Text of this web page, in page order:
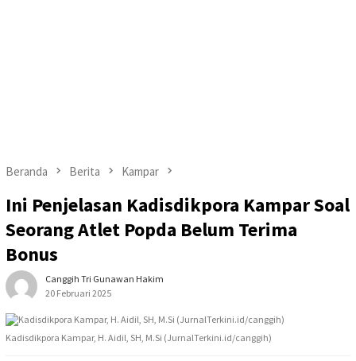
Beranda Berita Kampar
Ini Penjelasan Kadisdikpora Kampar Soal
Seorang Atlet Popda Belum Terima
Bonus
Canggih Tri Gunawan Hakim
20 Februari 2025
Kadisdikpora Kampar, H. Aidil, SH, M.Si (JurnalTerkini.id/canggih)